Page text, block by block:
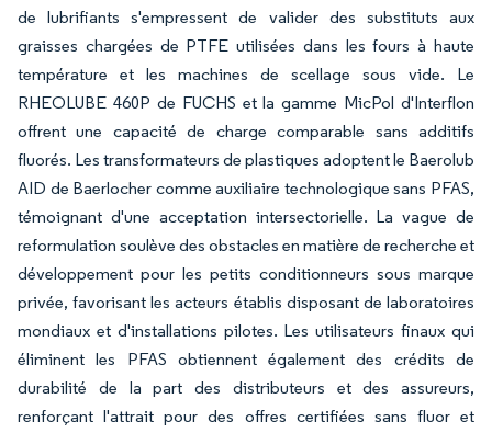
de lubrifiants s'empressent de valider des substituts aux
graisses chargées de PTFE utilisées dans les fours à haute
température et les machines de scellage sous vide. Le
RHEOLUBE 460P de FUCHS et la gamme MicPol d'Interflon
offrent une capacité de charge comparable sans additifs
fluorés. Les transformateurs de plastiques adoptent le Baerolub
AID de Baerlocher comme auxiliaire technologique sans PFAS,
témoignant d'une acceptation intersectorielle. La vague de
reformulation soulève des obstacles en matière de recherche et
développement pour les petits conditionneurs sous marque
privée, favorisant les acteurs établis disposant de laboratoires
mondiaux et d'installations pilotes. Les utilisateurs finaux qui
éliminent les PFAS obtiennent également des crédits de
durabilité de la part des distributeurs et des assureurs,
renforçant l'attrait pour des offres certifiées sans fluor et